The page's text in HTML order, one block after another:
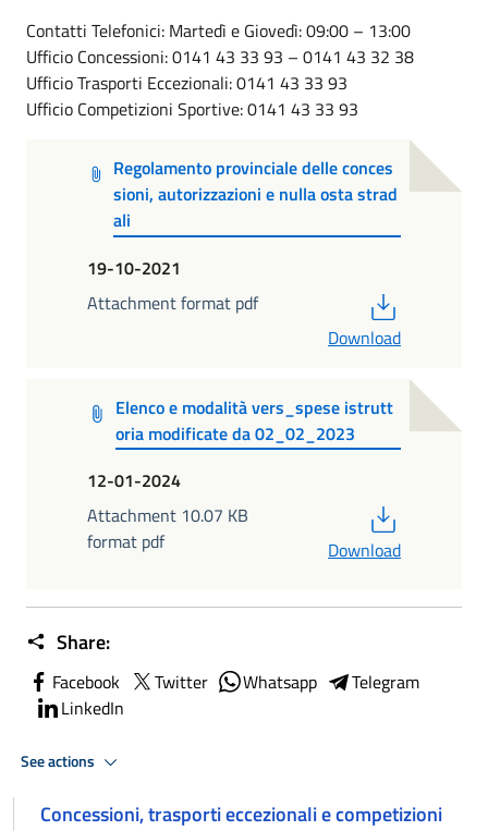
Contatti Telefonici: Martedì e Giovedì: 09:00 – 13:00
Ufficio Concessioni: 0141 43 33 93 – 0141 43 32 38
Ufficio Trasporti Eccezionali: 0141 43 33 93
Ufficio Competizioni Sportive: 0141 43 33 93
Regolamento provinciale delle conces
sioni, autorizzazioni e nulla osta strad
ali
19-10-2021
Attachment format pdf
Download
Elenco e modalità vers_spese istrutt
oria modificate da 02_02_2023
12-01-2024
Attachment 10.07 KB
format pdf
Download
Share:
Facebook Twitter Whatsapp
Telegram
LinkedIn
See actions
Concessioni, trasporti eccezionali e competizioni